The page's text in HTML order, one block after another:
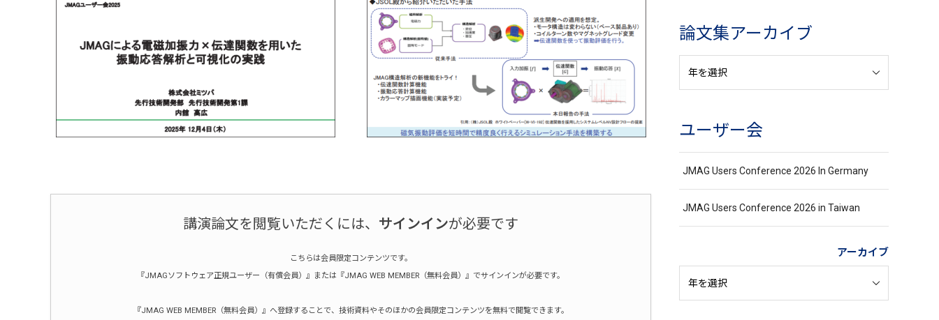
講演論文を閲覧いただくには、 サインインが必要です
こちらは会員限定コンテンツです。
『JMAGソフトウェア正規ユーザー（有償会員）』または『JMAG WEB MEMBER（無料会員）』でサインインが必要です。
『JMAG WEB MEMBER（無料会員）』へ登録することで、技術資料やそのほかの会員限定コンテンツを無料で閲覧できます。
論文集アーカイブ
ユーザー会
JMAG Users Conference 2026 In Germany
JMAG Users Conference 2026 in Taiwan
アーカイブ